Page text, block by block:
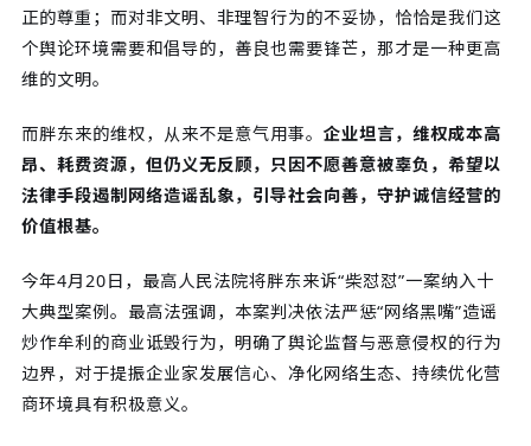
正的尊重；而对非文明、非理智行为的不妥协，恰恰是我们这
个舆论环境需要和倡导的，善良也需要锋芒，那才是一种更高
维的文明。
而胖东来的维权，从来不是意气用事。 企业坦言，维权成本高
昂、耗费资源，但仍义无反顾，只因不愿善意被辜负，希望以
法律手段遏制网络造谣乱象，引导社会向善，守护诚信经营的
价值根基。
今年4月20日，最高人民法院将胖东来诉“柴怼怼”一案纳入十
大典型案例。最高法强调，本案判决依法严惩“网络黑嘴”造谣
炒作牟利的商业诋毁行为，明确了舆论监督与恶意侵权的行为
边界，对于提振企业家发展信心、净化网络生态、持续优化营
商环境具有积极意义。